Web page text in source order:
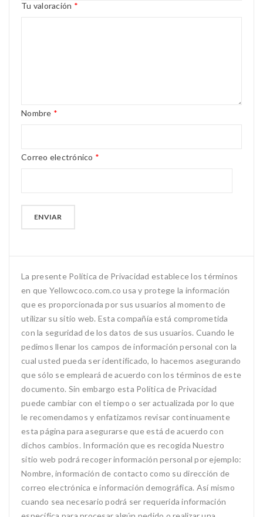
Tu valoración *
Nombre *
Correo electrónico *
La presente Política de Privacidad establece los términos
en que Yellowcoco.com.co usa y protege la información
que es proporcionada por sus usuarios al momento de
utilizar su sitio web. Esta compañía está comprometida
con la seguridad de los datos de sus usuarios. Cuando le
pedimos llenar los campos de información personal con la
cual usted pueda ser identificado, lo hacemos asegurando
que sólo se empleará de acuerdo con los términos de este
documento. Sin embargo esta Política de Privacidad
puede cambiar con el tiempo o ser actualizada por lo que
le recomendamos y enfatizamos revisar continuamente
esta página para asegurarse que está de acuerdo con
dichos cambios. Información que es recogida Nuestro
sitio web podrá recoger información personal por ejemplo:
Nombre, información de contacto como su dirección de
correo electrónica e información demográfica. Así mismo
cuando sea necesario podrá ser requerida información